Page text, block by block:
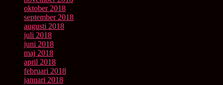
oktober 2018
september 2018
augusti 2018
juli 2018
juni 2018
maj 2018
april 2018
februari 2018
januari 2018